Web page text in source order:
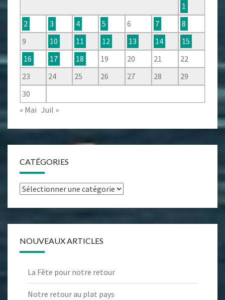
1
2
3 4 5 6 7
8
9
10 11 12 13 14
15
16
17 18 19 20 21
22
23
24 25 26 27 28
29
30
« Mai Juil »
CATÉGORIES
Catégories
NOUVEAUX ARTICLES
La Fête pour notre retour
Notre retour au plat pays